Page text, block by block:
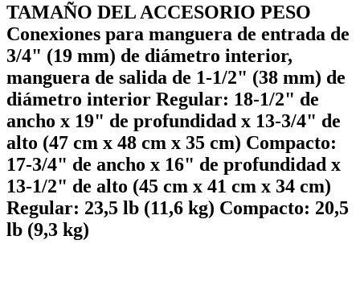
TAMAÑO DEL ACCESORIO PESO
Conexiones para manguera de entrada de
3/4" (19 mm) de diámetro interior,
manguera de salida de 1-1/2" (38 mm) de
diámetro interior Regular: 18-1/2" de
ancho x 19" de profundidad x 13-3/4" de
alto (47 cm x 48 cm x 35 cm) Compacto:
17-3/4" de ancho x 16" de profundidad x
13-1/2" de alto (45 cm x 41 cm x 34 cm)
Regular: 23,5 lb (11,6 kg) Compacto: 20,5
lb (9,3 kg)